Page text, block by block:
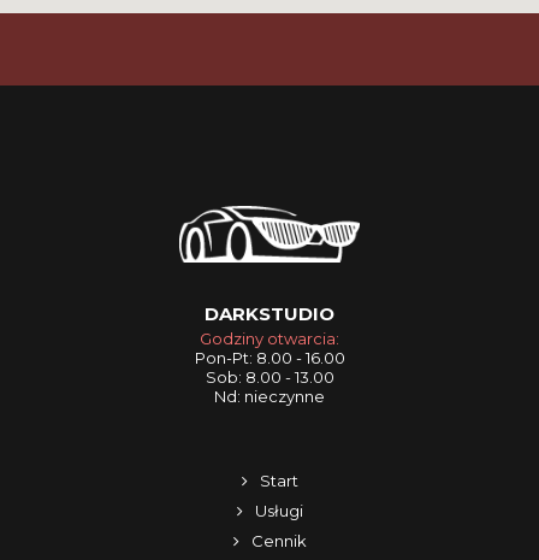
DARKSTUDIO
Godziny otwarcia:
Pon-Pt: 8.00 - 16.00
Sob: 8.00 - 13.00
Nd: nieczynne
Start
Usługi
Cennik